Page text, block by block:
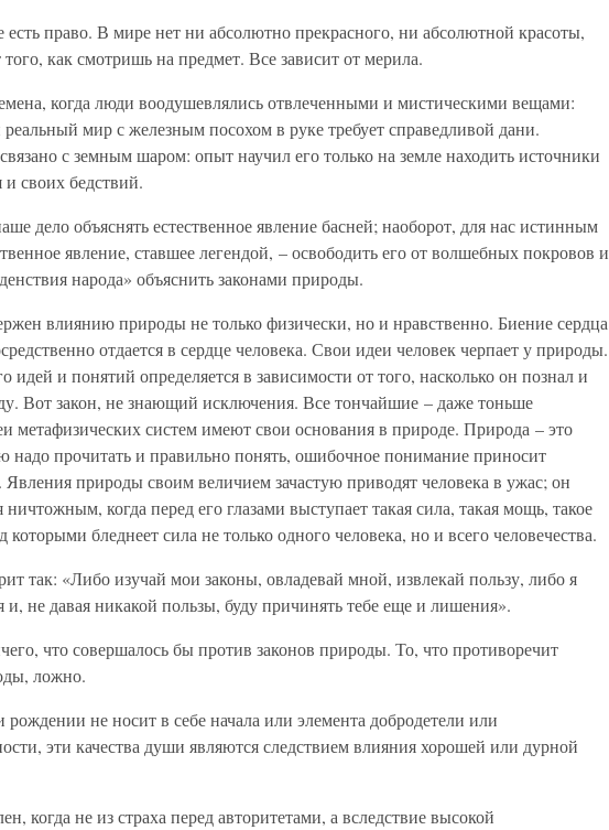
есть право. В мире нет ни абсолютно прекрасного, ни абсолютной красоты,
того, как смотришь на предмет. Все зависит от мерила.
когда люди воодушевлялись отвлеченными и мистическими вещами:
мир с железным посохом в руке требует справедливой дани.
с земным шаром: опыт научил его только на земле находить источники
и своих бедствий.
дело объяснять естественное явление басней; наоборот, для нас истинным
явление, ставшее легендой, – освободить его от волшебных покровов и
народа» объяснить законами природы.
влиянию природы не только физически, но и нравственно. Биение сердца
отдается в сердце человека. Свои идеи человек черпает у природы.
идей и понятий определяется в зависимости от того, насколько он познал и
Вот закон, не знающий исключения. Все тончайшие – даже тоньше
метафизических систем имеют свои основания в природе. Природа – это
надо прочитать и правильно понять, ошибочное понимание приносит
природы своим величием зачастую приводят человека в ужас; он
ничтожным, когда перед его глазами выступает такая сила, такая мощь, такое
которыми бледнеет сила не только одного человека, но и всего человечества.
так: «Либо изучай мои законы, овладевай мной, извлекай пользу, либо я
и, не давая никакой пользы, буду причинять тебе еще и лишения».
что совершалось бы против законов природы. То, что противоречит
ложно.
не носит в себе начала или элемента добродетели или
эти качества души являются следствием влияния хорошей или дурной
когда не из страха перед авторитетами, а вследствие высокой